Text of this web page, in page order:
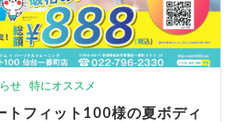
せ 特にオススメ
トフィット100様の夏ボディ